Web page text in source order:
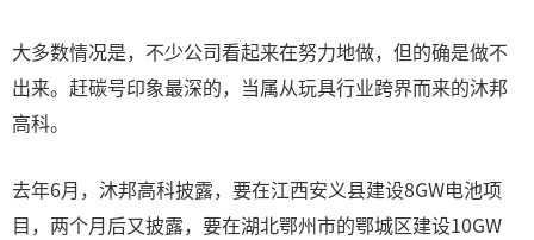
大多数情况是，不少公司看起来在努力地做，但的确是做不
出来。赶碳号印象最深的，当属从玩具行业跨界而来的沐邦
高科。
去年6月，沐邦高科披露，要在江西安义县建设8GW电池项
目，两个月后又披露，要在湖北鄂州市的鄂城区建设10GW